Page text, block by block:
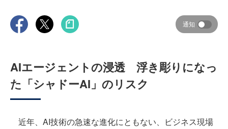
通知
AIエージェントの浸透 浮き彫りになっ
た「シャドーAI」のリスク
近年、AI技術の急速な進化にともない、ビジネス現場